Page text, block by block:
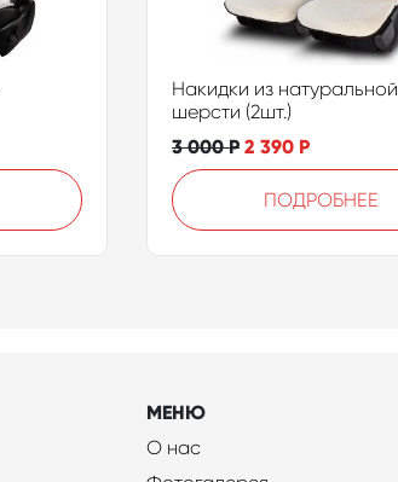
Накидки из натуральной
шерсти (2шт.)
3 000Р 2 390 Р
ПОДРОБНЕЕ
МЕНЮ
О нас